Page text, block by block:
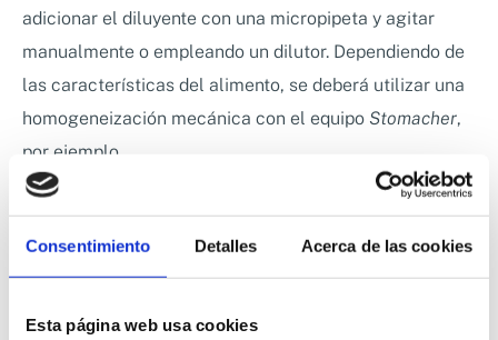
Consentimiento Detalles Acerca de las cookies
Esta página web usa cookies
adicionar el diluyente con una micropipeta y agitar
manualmente o empleando un dilutor. Dependiendo de
las características del alimento, se deberá utilizar una
homogeneización mecánica con el equipo Stomacher,
por ejemplo.
Incubación microbiana
identidad y/o cantidad. Esta acción permite obtener una